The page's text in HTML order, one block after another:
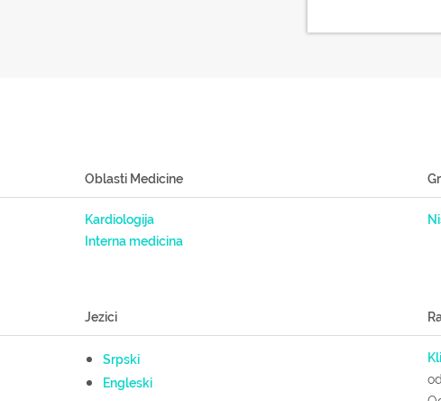
Oblasti Medicine
Kardiologija
Interna medicina
Jezici
Srpski
Engleski